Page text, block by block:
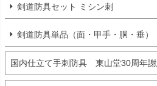
剣道防具セット ミシン刺
剣道防具単品（面・甲手・胴・垂）
国内仕立て手刺防具 東山堂30周年